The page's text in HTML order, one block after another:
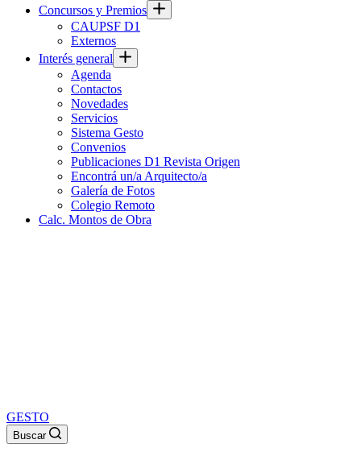
Concursos y Premios
CAUPSF D1
Externos
Interés general
Agenda
Contactos
Novedades
Servicios
Sistema Gesto
Convenios
Publicaciones D1 Revista Origen
Encontrá un/a Arquitecto/a
Galería de Fotos
Colegio Remoto
Calc. Montos de Obra
GESTO
Buscar